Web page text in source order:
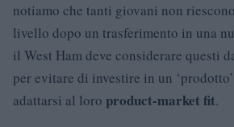
notiamo che tanti giovani non
livello dopo un trasferimento in una
il West Ham deve considerare questi
per evitare di investire in un
adattarsi al loro product-market fit.